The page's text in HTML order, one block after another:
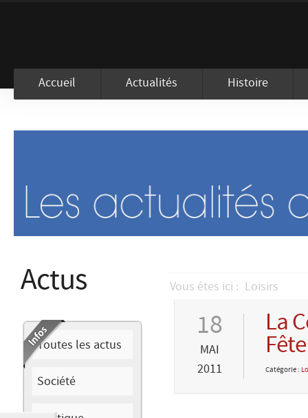
Accueil Actualités Histoire
Actus
Toutes les actus
Société
Vous êtes ici : Loisirs
18
MAI
2011
La
Catégorie :